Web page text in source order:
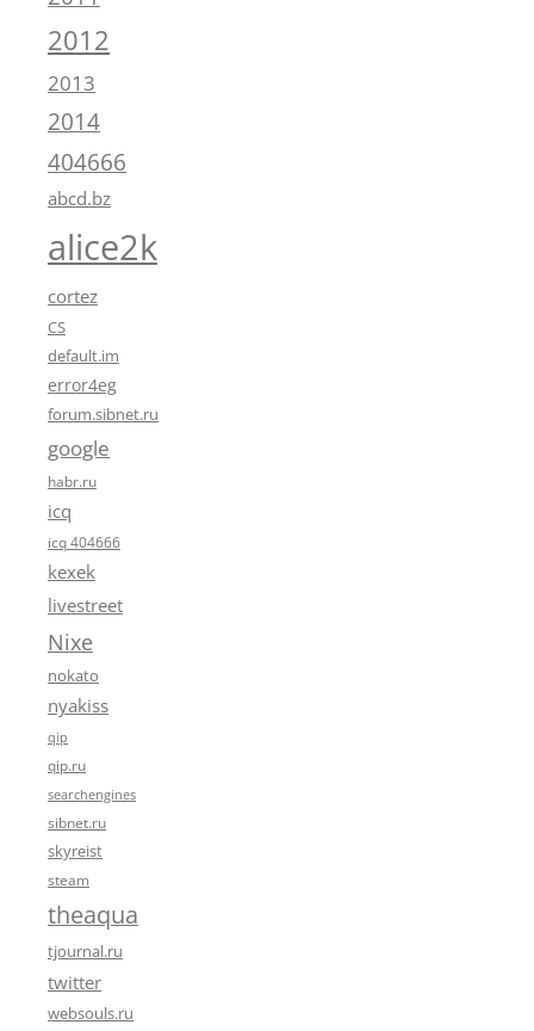
2012
2013
2014
404666
abcd.bz
alice2k
cortez
CS
default.im
error4eg
forum.sibnet.ru
google
habr.ru
icq
icq 404666
kexek
livestreet
Nixe
nokato
nyakiss
qip
qip.ru
searchengines
sibnet.ru
skyreist
steam
theaqua
tjournal.ru
twitter
websouls.ru